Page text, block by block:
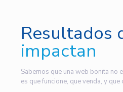
Resultados
impactan
Sabemos que una web bonita no
es que funcione, que venda, y que